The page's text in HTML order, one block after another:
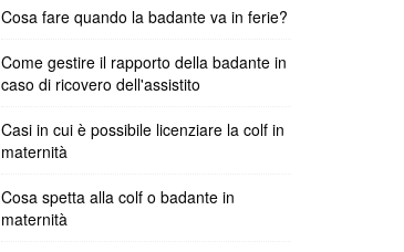
Cosa fare quando la badante va in ferie?
Come gestire il rapporto della badante in
caso di ricovero dell'assistito
Casi in cui è possibile licenziare la colf in
maternità
Cosa spetta alla colf o badante in
maternità